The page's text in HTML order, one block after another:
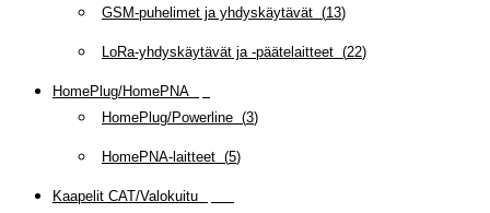
GSM-puhelimet ja yhdyskäytävät (13)
LoRa-yhdyskäytävät ja -päätelaitteet (22)
HomePlug/HomePNA
HomePlug/Powerline (3)
HomePNA-laitteet (5)
Kaapelit CAT/Valokuitu